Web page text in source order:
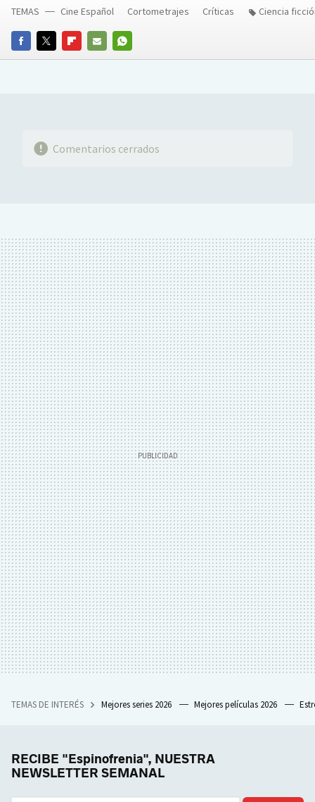
FACEBOOKTWITTERFLIPBOARD
E-
WHATSAPP
TEMAS Cine Español Cortometrajes Críticas Ciencia
Comentarios cerrados
TEMAS DE INTERÉS Mejores series 2026 Mejores películas 2026
RECIBE "Espinofrenia", NUESTRA
NEWSLETTER SEMANAL